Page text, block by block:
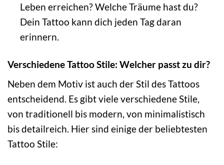
Leben erreichen? Welche Träume hast du?
Dein Tattoo kann dich jeden Tag daran
erinnern.
Verschiedene Tattoo Stile: Welcher passt zu dir?
Neben dem Motiv ist auch der Stil des Tattoos
entscheidend. Es gibt viele verschiedene Stile,
von traditionell bis modern, von minimalistisch
bis detailreich. Hier sind einige der beliebtesten
Tattoo Stile: